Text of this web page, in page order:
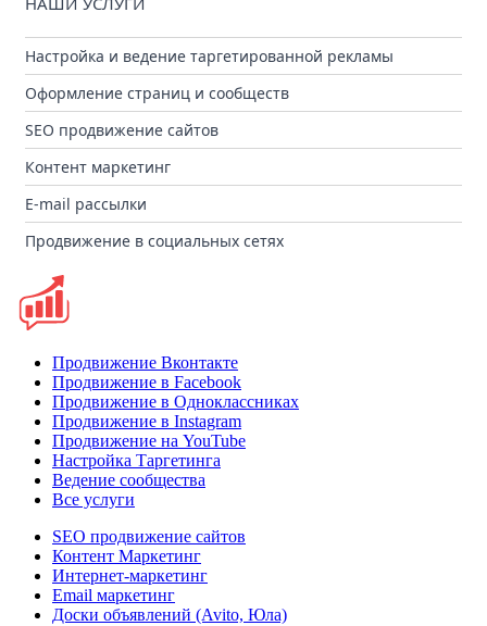
Настройка и ведение таргетированной рекламы
Оформление страниц и сообществ
SEO продвижение сайтов
Контент маркетинг
E-mail рассылки
Продвижение в социальных сетях
Продвижение Вконтакте
Продвижение в Facebook
Продвижение в Одноклассниках
Продвижение в Instagram
Продвижение на YouTube
Настройка Таргетинга
Ведение сообщества
Все услуги
SEO продвижение сайтов
Контент Маркетинг
Интернет-маркетинг
Email маркетинг
Доски объявлений (Avito, Юла)